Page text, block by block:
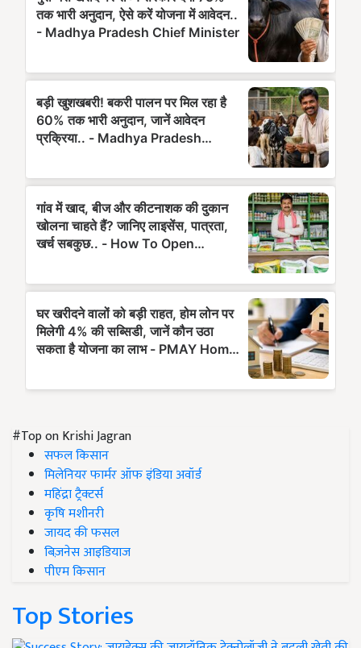
#Top on Krishi Jagran
सफल किसान
मिलेनियर फार्मर ऑफ इंडिया अवॉर्ड
महिंद्रा ट्रैक्टर्स
कृषि मशीनरी
जायद की फसल
बिज़नेस आइडियाज
पीएम किसान
Top Stories